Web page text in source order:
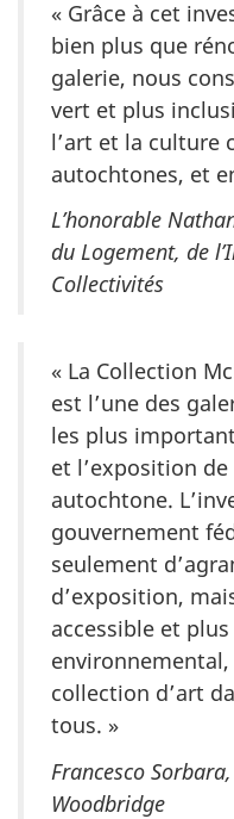
« Grâce à cet
bien plus que
galerie, nous
vert et plus
l’art et la culture
autochtones, et
L’honorable
du Logement, de
Collectivités
« La Collection
est l’une des
les plus
et l’exposition
autochtone.
gouvernement
seulement
d’exposition,
accessible et
collection d’art
tous. »
Francesco
Woodbridge